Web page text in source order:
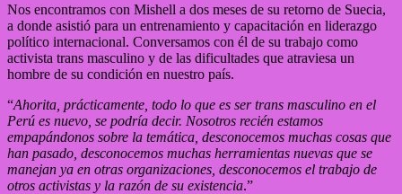
Nos encontramos con Mishell a dos meses de su retorno de Suecia,
a donde asistió para un entrenamiento y capacitación en liderazgo
político internacional. Conversamos con él de su trabajo como
activista trans masculino y de las dificultades que atraviesa un
hombre de su condición en nuestro país.
“Ahorita, prácticamente, todo lo que es ser trans masculino en el
Perú es nuevo, se podría decir. Nosotros recién estamos
empapándonos sobre la temática, desconocemos muchas cosas que
han pasado, desconocemos muchas herramientas nuevas que se
manejan ya en otras organizaciones, desconocemos el trabajo de
otros activistas y la razón de su existencia.”